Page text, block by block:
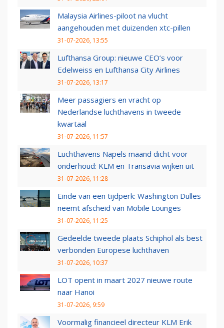
Malaysia Airlines-piloot na vlucht
aangehouden met duizenden xtc-pillen
31-07-2026, 13:55
Lufthansa Group: nieuwe CEO’s voor
Edelweiss en Lufthansa City Airlines
31-07-2026, 13:17
Meer passagiers en vracht op
Nederlandse luchthavens in tweede
kwartaal
31-07-2026, 11:57
Luchthavens Napels maand dicht voor
onderhoud: KLM en Transavia wijken uit
31-07-2026, 11:28
Einde van een tijdperk: Washington Dulles
neemt afscheid van Mobile Lounges
31-07-2026, 11:25
Gedeelde tweede plaats Schiphol als best
verbonden Europese luchthaven
31-07-2026, 10:37
LOT opent in maart 2027 nieuwe route
naar Hanoi
31-07-2026, 9:59
Voormalig financieel directeur KLM Erik